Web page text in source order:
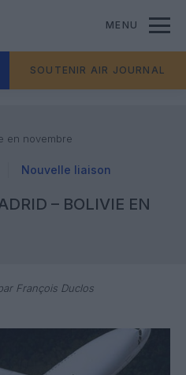
MENU
SOUTENIR AIR JOURNAL
en novembre
Nouvelle liaison
– BOLIVIE EN
François Duclos